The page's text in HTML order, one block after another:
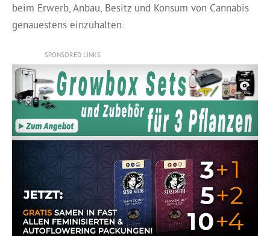
beim Erwerb, Anbau, Besitz und Konsum von Cannabis
genauestens einzuhalten.
SPONSORED LINKS